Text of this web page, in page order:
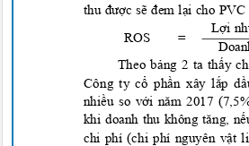
thu được sẽ đem lại cho PVC
Lợi
ROS =
Theo bảng 2 ta thấy
Công ty cổ phần xây lắp
nhiều so với năm 2017
khi doanh thu không tăng,
chi phí (chi phí nguyên vật